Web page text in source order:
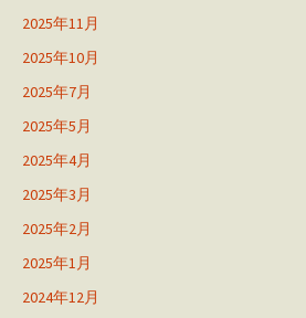
2025年11月
2025年10月
2025年7月
2025年5月
2025年4月
2025年3月
2025年2月
2025年1月
2024年12月